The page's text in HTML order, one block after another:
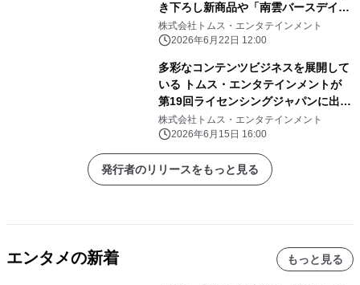
き下ろし新商品や「南雲バースデイ」
グッズが登場
株式会社トムス・エンタテインメント
2026年6月22日 12:00
多彩なコンテンツビジネスを展開して
いる トムス・エンタテインメントが
第19回ライセンシングジャパンに出
展！
株式会社トムス・エンタテインメント
2026年6月15日 16:00
発行者のリリースをもっと見る
エンタメの新着 もっと見る